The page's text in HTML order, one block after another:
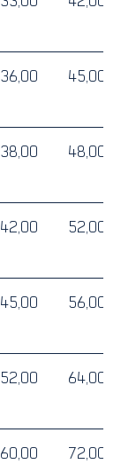
36,00 45,00
38,00 48,00
42,00 52,00
45,00 56,00
52,00 64,00
60,00 72,00